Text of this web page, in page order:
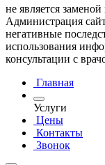
не является
Администрация
негативные
использования
консультации с
Главная
Услуги
Цены
Контакты
Звонок